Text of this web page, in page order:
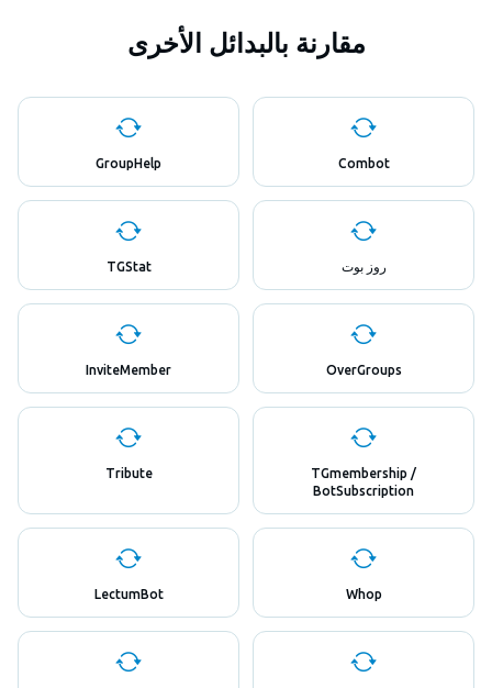
مقارنة بالبدائل الأخرى
Combot
GroupHelp
روز بوت TGStat
OverGroups
InviteMember
TGmembership /
BotSubscription
Tribute
Whop
LectumBot